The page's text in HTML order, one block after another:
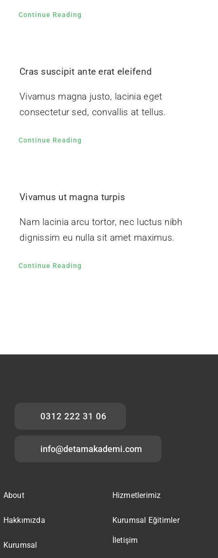
Continue Reading
Cras suscipit ante erat eleifend
Vivamus magna justo, lacinia eget
consectetur sed, convallis at tellus.
Continue Reading
Vivamus ut magna turpis
Nam lacinia arcu tortor, nec luctus nibh
dignissim eu nulla sit amet maximus.
Continue Reading
0312 222 31 06
info@detamakademi.com
About
Hakkımızda
Kurumsal
Hizmetlerimiz
Kurumsal Eğitimler
İletişim